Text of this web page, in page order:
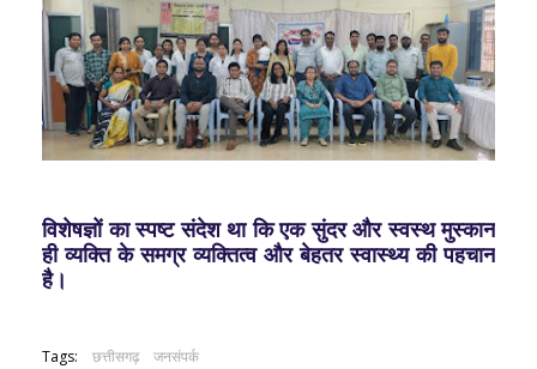
विशेषज्ञों का स्पष्ट संदेश था कि एक सुंदर और स्वस्थ मुस्कान
ही व्यक्ति के समग्र व्यक्तित्व और बेहतर स्वास्थ्य की पहचान
है।
Tags: छत्तीसगढ़ जनसंपर्क